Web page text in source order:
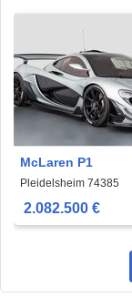
McLaren P1
Pleidelsheim 74385
2.082.500 €